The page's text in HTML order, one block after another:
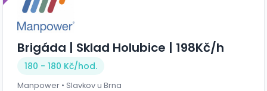
Brigáda | Sklad Holubice | 198Kč/h
180 - 180 Kč/hod.
Manpower • Slavkov u Brna